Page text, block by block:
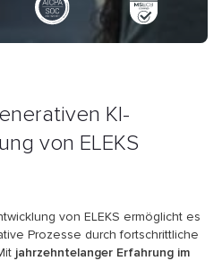
KI-
von ELEKS
von ELEKS ermöglicht es
Prozesse durch fortschrittliche
jahrzehntelanger Erfahrung im